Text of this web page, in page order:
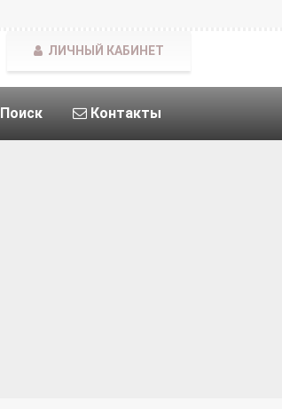
Поиск Контакты
ЛИЧНЫЙ КАБИНЕТ